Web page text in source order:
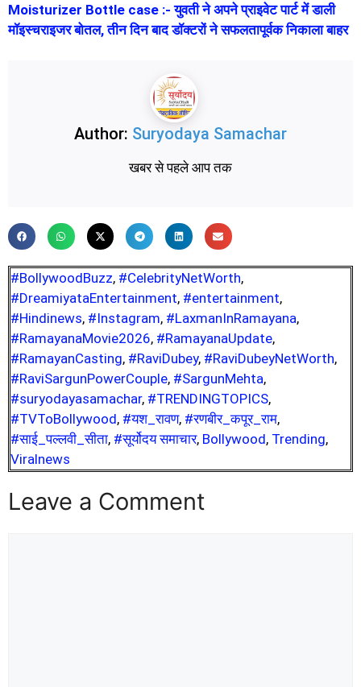
Moisturizer Bottle case :- युवती ने अपने प्राइवेट पार्ट में डाली
मॉइस्चराइजर बोतल, तीन दिन बाद डॉक्टरों ने सफलतापूर्वक निकाला बाहर
Author: Suryodaya Samachar
खबर से पहले आप तक
#BollywoodBuzz, #CelebrityNetWorth,
#DreamiyataEntertainment, #entertainment,
#Hindinews, #Instagram, #LaxmanInRamayana,
#RamayanaMovie2026, #RamayanaUpdate,
#RamayanCasting, #RaviDubey, #RaviDubeyNetWorth,
#RaviSargunPowerCouple, #SargunMehta,
#suryodayasamachar, #TRENDINGTOPICS,
#TVToBollywood, #यश_रावण, #रणबीर_कपूर_राम,
#साई_पल्लवी_सीता, #सूर्योदय समाचार, Bollywood, Trending,
Viralnews
Leave a Comment